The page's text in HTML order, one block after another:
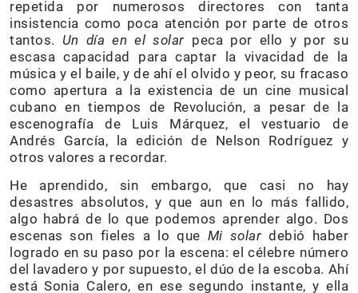
repetida por numerosos directores con tanta
insistencia como poca atención por parte de otros
tantos. Un día en el solar peca por ello y por su
escasa capacidad para captar la vivacidad de la
música y el baile, y de ahí el olvido y peor, su fracaso
como apertura a la existencia de un cine musical
cubano en tiempos de Revolución, a pesar de la
escenografía de Luis Márquez, el vestuario de
Andrés García, la edición de Nelson Rodríguez y
otros valores a recordar.
He aprendido, sin embargo, que casi no hay
desastres absolutos, y que aun en lo más fallido,
algo habrá de lo que podemos aprender algo. Dos
escenas son fieles a lo que Mi solar debió haber
logrado en su paso por la escena: el célebre número
del lavadero y por supuesto, el dúo de la escoba. Ahí
está Sonia Calero, en ese segundo instante, y ella